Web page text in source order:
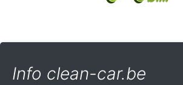
Info clean-car.be